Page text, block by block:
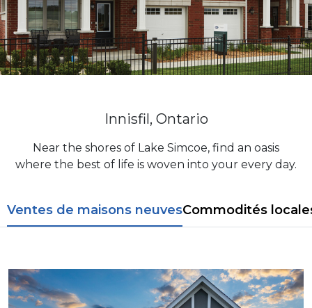
Innisfil, Ontario
Near the shores of Lake Simcoe, find an oasis
where the best of life is woven into your every day.
Ventes de maisons neuvesCommodités